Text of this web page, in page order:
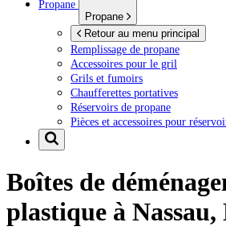
Propane
Propane
Retour au menu principal
Remplissage de propane
Accessoires pour le gril
Grils et fumoirs
Chaufferettes portatives
Réservoirs de propane
Pièces et accessoires pour
Boîtes de
plastique à Nassau,